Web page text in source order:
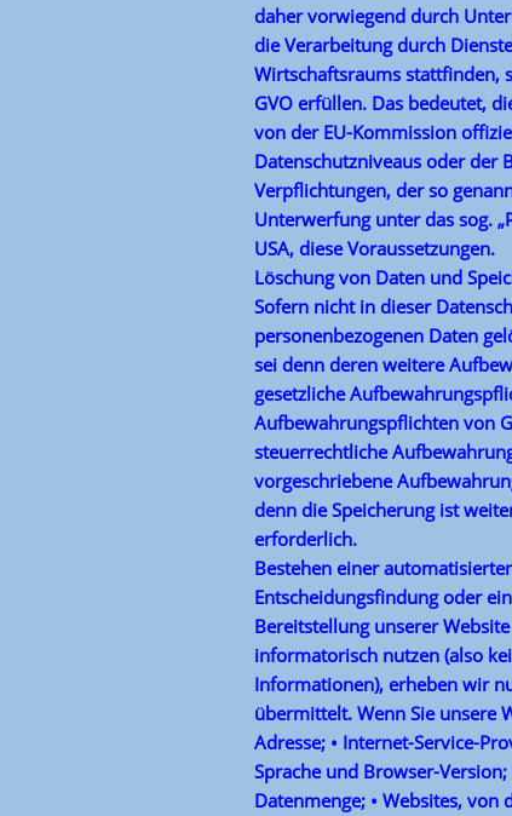
daher vorwiegend durch
die Verarbeitung durch
Wirtschaftsraums stattfinden,
GVO erfüllen. Das bedeutet,
von der EU-Kommission
Datenschutzniveaus oder der
Verpflichtungen, der so
Unterwerfung unter das sog.
USA, diese Voraussetzungen.
Löschung von Daten und
Sofern nicht in dieser
personenbezogenen Daten
sei denn deren weitere
gesetzliche
Aufbewahrungspflichten von
steuerrechtliche
vorgeschriebene
denn die Speicherung ist
erforderlich.
Bestehen einer
Entscheidungsfindung oder
Bereitstellung unserer
informatorisch nutzen (also
Informationen), erheben wir
übermittelt. Wenn Sie unsere
Adresse; • Internet-Service-
Sprache und Browser-Version;
Datenmenge; • Websites,